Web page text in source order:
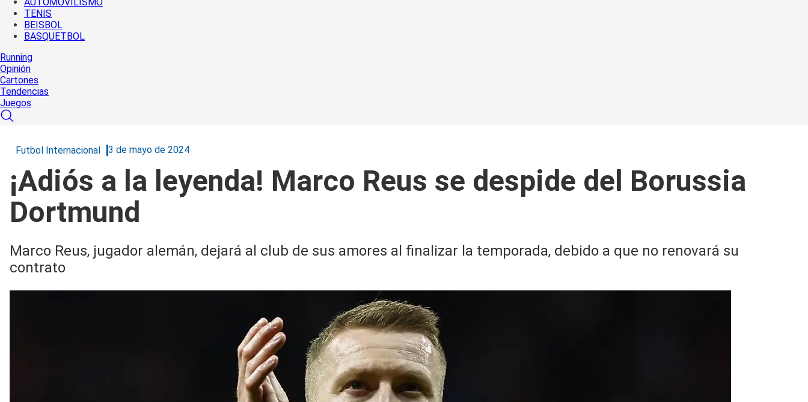
TENIS
BEISBOL
BASQUETBOL
Running
Opinión
Cartones
Tendencias
Juegos
Futbol Internacional 3 de mayo de 2024
¡Adiós a la leyenda! Marco Reus se despide del Borussia
Dortmund
Marco Reus, jugador alemán, dejará al club de sus amores al finalizar la temporada, debido a que no renovará su
contrato